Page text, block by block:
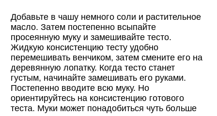
Добавьте в чашу немного соли и растительное
масло. Затем постепенно всыпайте
просеянную муку и замешивайте тесто.
Жидкую консистенцию тесту удобно
перемешивать венчиком, затем смените его на
деревянную лопатку. Когда тесто станет
густым, начинайте замешивать его руками.
Постепенно вводите всю муку. Но
ориентируйтесь на консистенцию готового
теста. Муки может понадобиться чуть больше